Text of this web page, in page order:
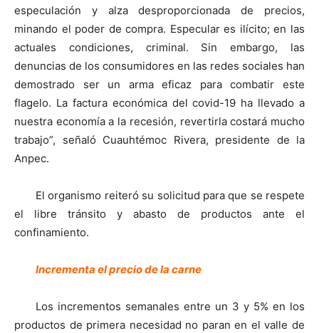
especulación y alza desproporcionada de precios,
minando el poder de compra. Especular es ilícito; en las
actuales condiciones, criminal. Sin embargo, las
denuncias de los consumidores en las redes sociales han
demostrado ser un arma eficaz para combatir este
flagelo. La factura económica del covid-19 ha llevado a
nuestra economía a la recesión, revertirla costará mucho
trabajo”, señaló Cuauhtémoc Rivera, presidente de la
Anpec.
El organismo reiteró su solicitud para que se respete
el libre tránsito y abasto de productos ante el
confinamiento.
Incrementa el precio de la carne
Los incrementos semanales entre un 3 y 5% en los
productos de primera necesidad no paran en el valle de